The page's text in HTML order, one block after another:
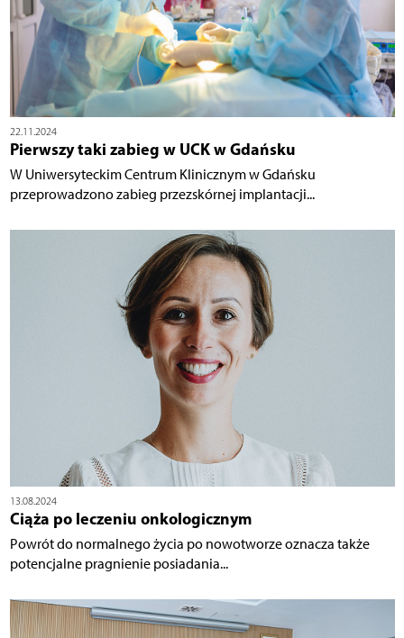
22.11.2024
Pierwszy taki zabieg w UCK w Gdańsku
W Uniwersyteckim Centrum Klinicznym w Gdańsku
przeprowadzono zabieg przezskórnej implantacji...
13.08.2024
Ciąża po leczeniu onkologicznym
Powrót do normalnego życia po nowotworze oznacza także
potencjalne pragnienie posiadania...